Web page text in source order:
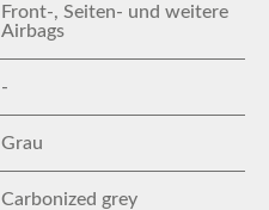
Front-, Seiten- und weitere
Airbags
-
Grau
Carbonized grey